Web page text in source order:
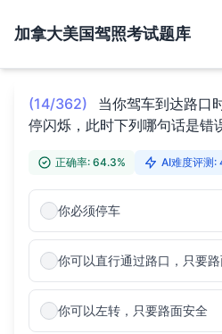
加拿大美国驾照考试题库
(14/362)
当你驾车到达路口
停闪烁，此时下列哪句话是错
正确率: 64.3% AI难度评测:
你必须停车
你可以直行通过路口，只要
你可以左转，只要路面安全